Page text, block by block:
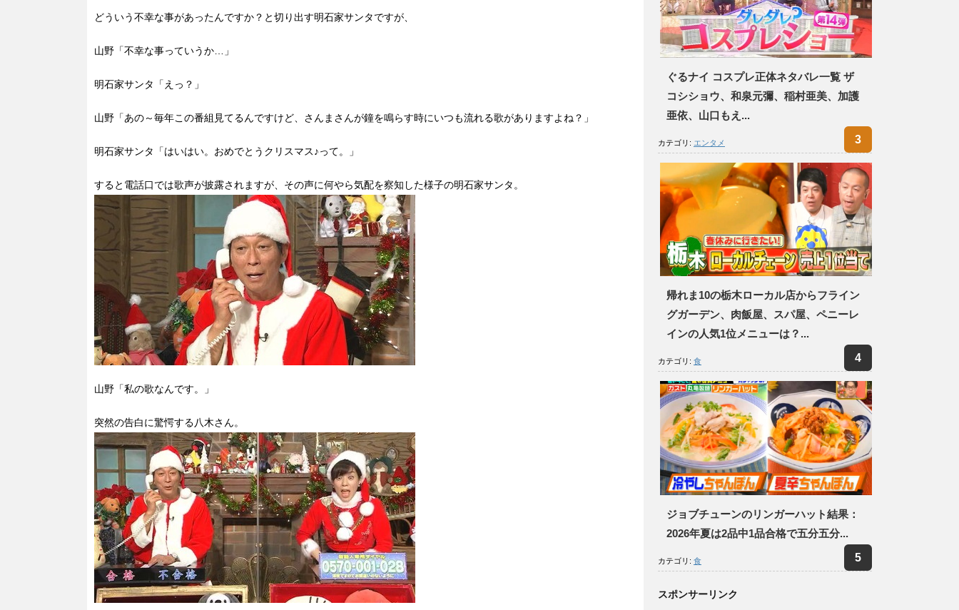
どういう不幸な事があったんですか？と切り出す明石家サンタですが、
山野「不幸な事っていうか…」
明石家サンタ「えっ？」
山野「あの～毎年この番組見てるんですけど、さんまさんが鐘を鳴らす時にいつも流れる歌がありますよね？」
明石家サンタ「はいはい。おめでとうクリスマス♪って。」
すると電話口では歌声が披露されますが、その声に何やら気配を察知した様子の明石家サンタ。
山野「私の歌なんです。」
突然の告白に驚愕する八木さん。
ぐるナイ コスプレ正体ネタバレ一覧 ザ
コシショウ、和泉元彌、稲村亜美、加護
亜依、山口もえ...
カテゴリ: エンタメ
帰れま10の栃木ローカル店からフライン
グガーデン、肉飯屋、スパ屋、ペニーレ
インの人気1位メニューは？...
カテゴリ: 食
ジョブチューンのリンガーハット結果：
2026年夏は2品中1品合格で五分五分...
カテゴリ: 食
スポンサーリンク